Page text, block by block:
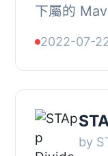
下屬的
進行分析
長度和力量
2022-07-
by